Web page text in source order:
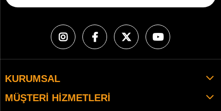
KURUMSAL
MÜŞTERI HIZMETLERI